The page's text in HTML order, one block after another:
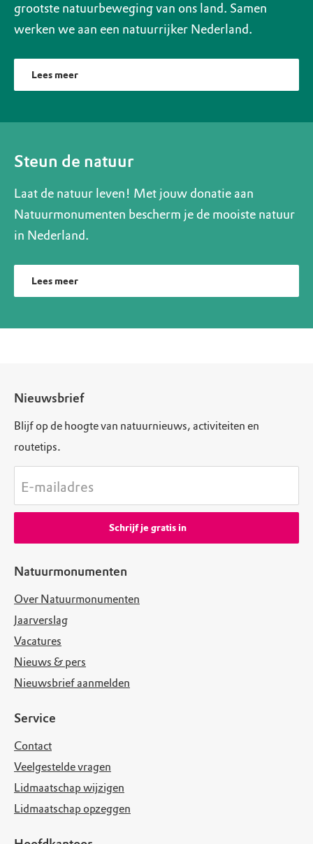
grootste natuurbeweging van ons land. Samen
werken we aan een natuurrijker Nederland.
Lees meer
Steun de natuur
Laat de natuur leven! Met jouw donatie aan
Natuurmonumenten bescherm je de mooiste natuur
in Nederland.
Lees meer
Natuurmonumenten
Over Natuurmonumenten
Jaarverslag
Vacatures
Nieuws & pers
Nieuwsbrief aanmelden
Service
Contact
Veelgestelde vragen
Lidmaatschap wijzigen
Lidmaatschap opzeggen
Nieuwsbrief
Blijf op de hoogte van natuurnieuws, activiteiten en
routetips.
E-mailadres
Schrijf je gratis in